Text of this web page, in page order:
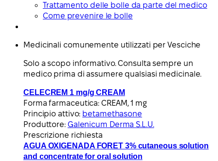
Trattamento delle bolle da parte del medico
Come prevenire le bolle
Medicinali comunemente utilizzati per Vesciche
Solo a scopo informativo. Consulta sempre un
medico prima di assumere qualsiasi medicinale.
CELECREM 1 mg/g CREAM
Forma farmaceutica: CREAM, 1 mg
Principio attivo: betamethasone
Produttore: Galenicum Derma S.L.U.
Prescrizione richiesta
AGUA OXIGENADA FORET 3% cutaneous solution
and concentrate for oral solution